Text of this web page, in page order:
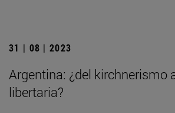
31 | 08 | 2023
Argentina: ¿del kirchnerismo
libertaria?